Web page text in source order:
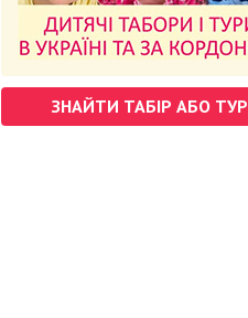
ЗНАЙТИ ТАБІР АБО ТУР